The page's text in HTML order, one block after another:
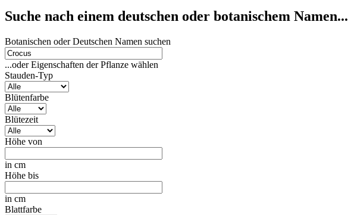
Suche nach einem deutschen oder botanischem Namen...
Botanischen oder Deutschen Namen suchen
...oder Eigenschaften der Pflanze wählen
Stauden-Typ
Blütenfarbe
Blütezeit
Höhe von
in cm
Höhe bis
in cm
Blattfarbe